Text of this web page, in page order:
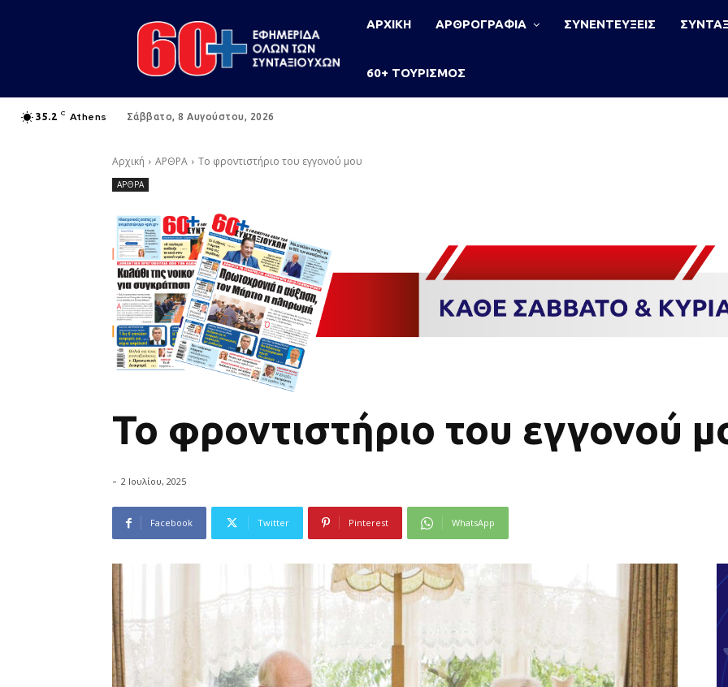
ΑΡΧΙΚΗ ΑΡΘΡΟΓΡΑΦΙΑ ΣΥΝΕΝΤΕΥΞΕΙΣ
60+ ΤΟΥΡΙΣΜΟΣ
35.2 C Athens Σάββατο, 8 Αυγούστου, 2026
Αρχική ΑΡΘΡΑ Το φροντιστήριο του εγγονού μου
ΑΡΘΡΑ
Το φροντιστήριο του εγγονού
- 2 Ιουλίου, 2025
Facebook Twitter Pinterest WhatsApp